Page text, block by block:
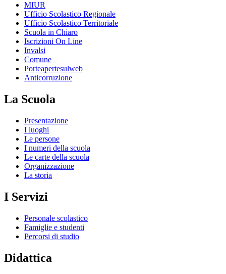
MIUR
Ufficio Scolastico Regionale
Ufficio Scolastico Territoriale
Scuola in Chiaro
Iscrizioni On Line
Invalsi
Comune
Porteapertesulweb
Anticorruzione
La Scuola
Presentazione
I luoghi
Le persone
I numeri della scuola
Le carte della scuola
Organizzazione
La storia
I Servizi
Personale scolastico
Famiglie e studenti
Percorsi di studio
Didattica